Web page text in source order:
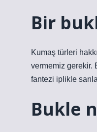
Bir
Kumaş türleri
vermemiz gerekir.
fantezi iplikle
Bukle